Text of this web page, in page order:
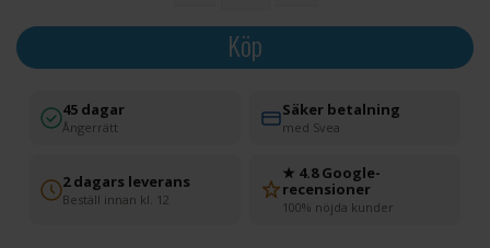
Köp
45 dagar
Ångerrätt
Säker betalning
med Svea
2 dagars leverans
Beställ innan kl. 12
★ 4.8 Google-
recensioner
100% nöjda kunder